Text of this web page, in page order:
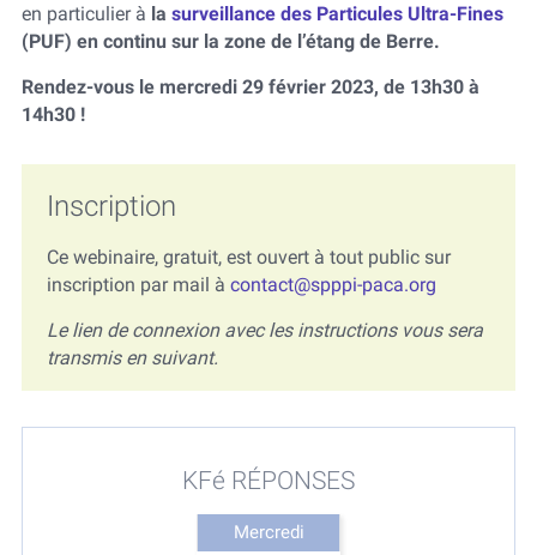
en particulier à la surveillance des Particules Ultra-Fines
(PUF) en continu sur la zone de l’étang de Berre.
Rendez-vous le mercredi 29 février 2023, de 13h30 à
14h30 !
Inscription
Ce webinaire, gratuit, est ouvert à tout public sur
inscription par mail à contact@spppi-paca.org
Le lien de connexion avec les instructions vous sera
transmis en suivant.
KFé RÉPONSES
Mercredi